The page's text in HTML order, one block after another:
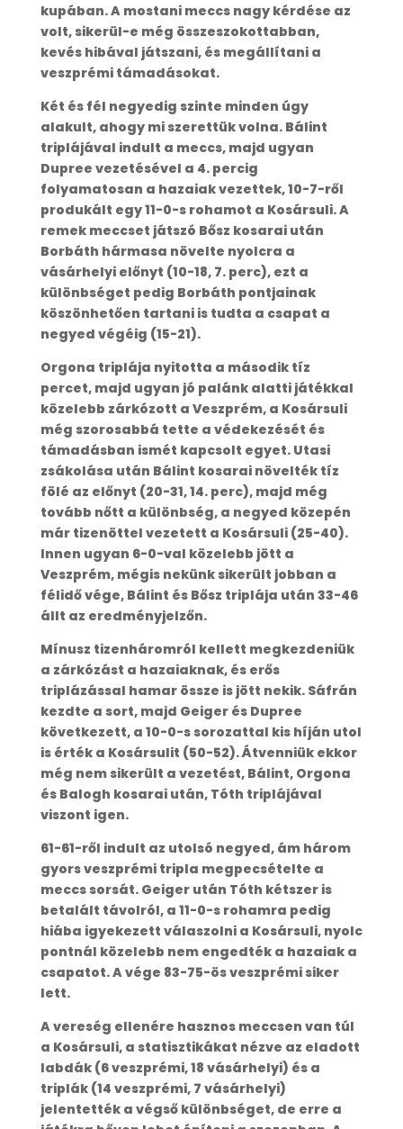
kupában. A mostani meccs nagy kérdése az
volt, sikerül-e még összeszokottabban,
kevés hibával játszani, és megállítani a
veszprémi támadásokat.
Két és fél negyedig szinte minden úgy
alakult, ahogy mi szerettük volna. Bálint
triplájával indult a meccs, majd ugyan
Dupree vezetésével a 4. percig
folyamatosan a hazaiak vezettek, 10-7-ről
produkált egy 11-0-s rohamot a Kosársuli. A
remek meccset játszó Bősz kosarai után
Borbáth hármasa növelte nyolcra a
vásárhelyi előnyt (10-18, 7. perc), ezt a
különbséget pedig Borbáth pontjainak
köszönhetően tartani is tudta a csapat a
negyed végéig (15-21).
Orgona triplája nyitotta a második tíz
percet, majd ugyan jó palánk alatti játékkal
közelebb zárkózott a Veszprém, a Kosársuli
még szorosabbá tette a védekezését és
támadásban ismét kapcsolt egyet. Utasi
zsákolása után Bálint kosarai növelték tíz
fölé az előnyt (20-31, 14. perc), majd még
tovább nőtt a különbség, a negyed közepén
már tizenöttel vezetett a Kosársuli (25-40).
Innen ugyan 6-0-val közelebb jött a
Veszprém, mégis nekünk sikerült jobban a
félidő vége, Bálint és Bősz triplája után 33-46
állt az eredményjelzőn.
Mínusz tizenháromról kellett megkezdeniük
a zárkózást a hazaiaknak, és erős
triplázással hamar össze is jött nekik. Sáfrán
kezdte a sort, majd Geiger és Dupree
következett, a 10-0-s sorozattal kis híján utol
is érték a Kosársulit (50-52). Átvenniük ekkor
még nem sikerült a vezetést, Bálint, Orgona
és Balogh kosarai után, Tóth triplájával
viszont igen.
61-61-ről indult az utolsó negyed, ám három
gyors veszprémi tripla megpecsételte a
meccs sorsát. Geiger után Tóth kétszer is
betalált távolról, a 11-0-s rohamra pedig
hiába igyekezett válaszolni a Kosársuli, nyolc
pontnál közelebb nem engedték a hazaiak a
csapatot. A vége 83-75-ös veszprémi siker
lett.
A vereség ellenére hasznos meccsen van túl
a Kosársuli, a statisztikákat nézve az eladott
labdák (6 veszprémi, 18 vásárhelyi) és a
triplák (14 veszprémi, 7 vásárhelyi)
jelentették a végső különbséget, de erre a